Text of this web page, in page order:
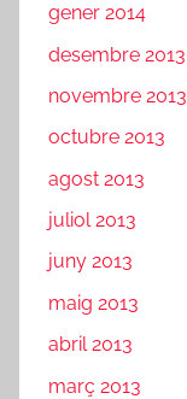
gener 2014
desembre 2013
novembre 2013
octubre 2013
agost 2013
juliol 2013
juny 2013
maig 2013
abril 2013
març 2013